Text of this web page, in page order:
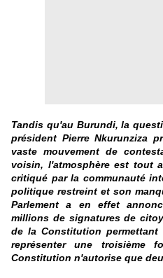
Tandis qu'au Burundi, la
président Pierre Nkurunziza
vaste mouvement de
voisin, l'atmosphère est tout
critiqué par la communauté
politique restreint et son
Parlement a en effet
millions de signatures de
de la Constitution
représenter une troisième
Constitution n'autorise que